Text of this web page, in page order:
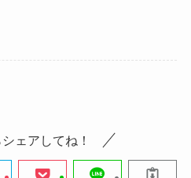
ェアしてね！